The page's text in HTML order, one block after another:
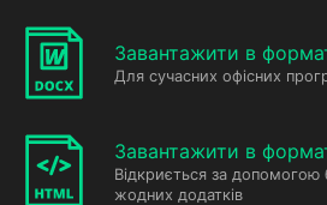
Завантажити в
Для сучасних офісних
Завантажити в
Відкриється за допомогою
жодних додатків